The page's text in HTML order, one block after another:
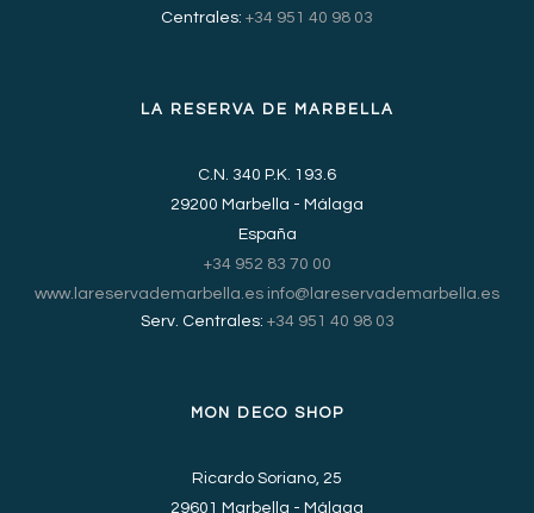
Centrales: +34 951 40 98 03
LA RESERVA DE MARBELLA
C.N. 340 P.K. 193.6
29200 Marbella - Málaga
España
+34 952 83 70 00
www.lareservademarbella.es info@lareservademarbella.es
Serv. Centrales: +34 951 40 98 03
MON DECO SHOP
Ricardo Soriano, 25
29601 Marbella - Málaga